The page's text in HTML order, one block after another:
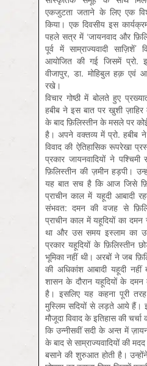
एकजुटता जताने के लिए एक
किया। एक दिवसीय इस
पहले सत्र में ‘जायनवाद और
पूर्व में साम्राज्यवादी
आयोजित की गई जिसमें प्रो.
वीजापुर, डा. मोहिबुल हक़ एवं
रखे।
विचार गोष्ठी में बोलते हुए
हबीब ने इस बात पर खुशी
के बाद फ़ि‍लिस्तीन के मसले पर
है। अपने वक्तव्य में प्रो. हबीब
विवाद की ऐतिहासिक रूपरेखा
प्रकार जायनवादियों ने पश्चिमी
फ़ि‍लिस्तीन की ज़मीन हड़पी।
यह बात सच है कि आज जिसे
प्राचीन काल में यहूदी आबादी
संभवत: दमन की वजह से
प्राचीन काल में यहूदियों का
था और उस समय इस्लाम का
प्रकार यहूदियों के फ़ि‍लिस्तीन
भूमिका नहीं थी। अरबों ने जब
की अधिकांश आबादी यहूदी
शासन के दौरान यहूदियों के दमन
है। इसलिए यह कहना पूरी
मुस्लिम सदियों से लड़ते आये हैं।
मौजूदा विवाद के इतिहास की
कि उन्नीसवीं सदी के अन्त में
के बाद से साम्राज्यवादियों की
बसाने की शुरुआत होती है।